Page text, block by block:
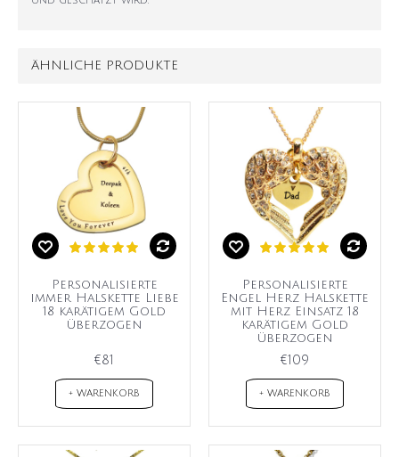
ÄHNLICHE PRODUKTE
Personalisierte
immer Halskette Liebe
18 karätigem Gold
überzogen
€81
+ WARENKORB
Personalisierte
Engel Herz Halskette
mit Herz Einsatz 18
karätigem Gold
überzogen
€109
+ WARENKORB